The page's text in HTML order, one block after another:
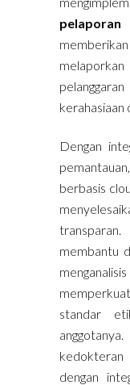
kerahasiaan
Dengan
berbasis
membantu
standar
dengan